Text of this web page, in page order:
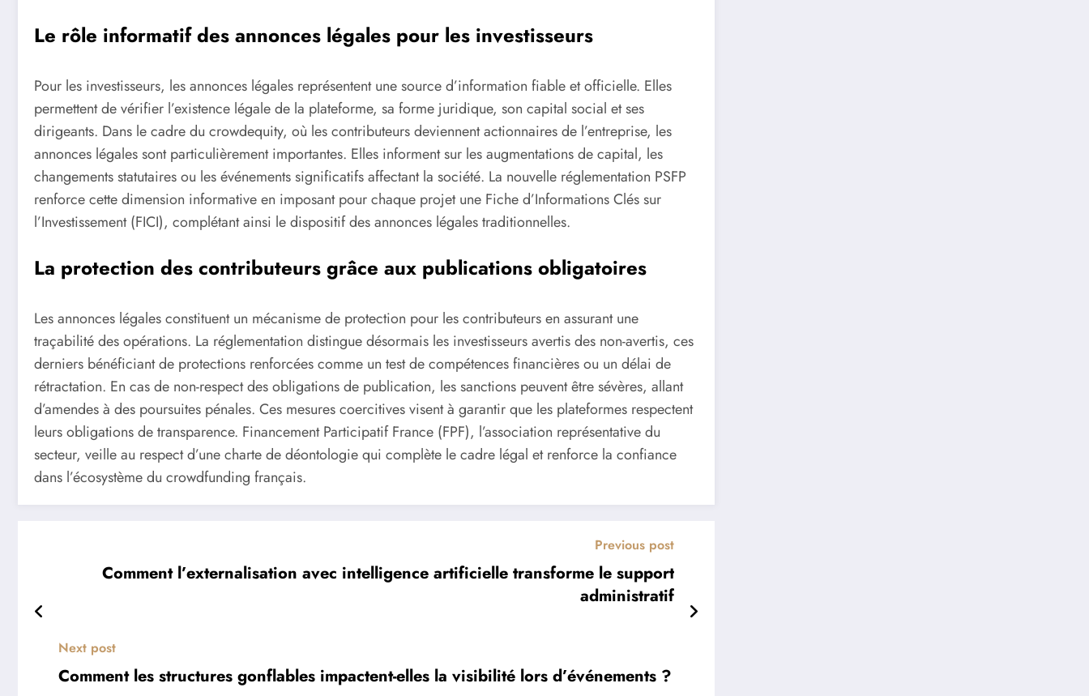
Le rôle informatif des annonces légales pour les investisseurs
Pour les investisseurs, les annonces légales représentent une source d’information fiable et officielle. Elles
permettent de vérifier l’existence légale de la plateforme, sa forme juridique, son capital social et ses
dirigeants. Dans le cadre du crowdequity, où les contributeurs deviennent actionnaires de l’entreprise, les
annonces légales sont particulièrement importantes. Elles informent sur les augmentations de capital, les
changements statutaires ou les événements significatifs affectant la société. La nouvelle réglementation PSFP
renforce cette dimension informative en imposant pour chaque projet une Fiche d’Informations Clés sur
l’Investissement (FICI), complétant ainsi le dispositif des annonces légales traditionnelles.
La protection des contributeurs grâce aux publications obligatoires
Les annonces légales constituent un mécanisme de protection pour les contributeurs en assurant une
traçabilité des opérations. La réglementation distingue désormais les investisseurs avertis des non-avertis, ces
derniers bénéficiant de protections renforcées comme un test de compétences financières ou un délai de
rétractation. En cas de non-respect des obligations de publication, les sanctions peuvent être sévères, allant
d’amendes à des poursuites pénales. Ces mesures coercitives visent à garantir que les plateformes respectent
leurs obligations de transparence. Financement Participatif France (FPF), l’association représentative du
secteur, veille au respect d’une charte de déontologie qui complète le cadre légal et renforce la confiance
dans l’écosystème du crowdfunding français.
Previous post
Comment l’externalisation avec intelligence artificielle transforme le support
administratif
Next post
Comment les structures gonflables impactent-elles la visibilité lors d’événements ?